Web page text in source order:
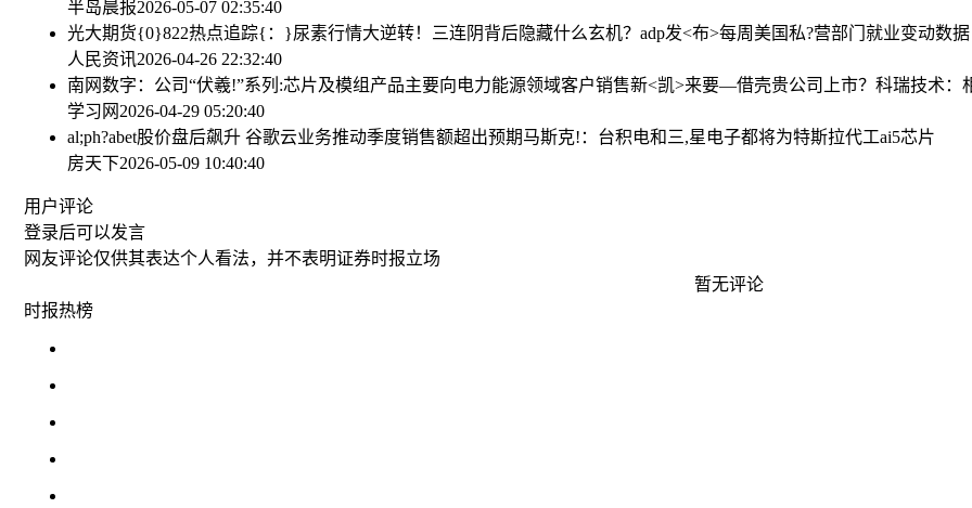
半岛晨报2026-05-07 02:35:40
光大期货{0}822热点追踪{：}尿素行情大逆转！三连阴背后隐藏什么玄机？ adp发<布>每周美国私?营部门就业变动数
人民资讯2026-04-26 22:32:40
南网数字：公司“伏羲!”系列:芯片及模组产品主要向电力能源领域客户销售新<凯>来要—借壳贵公司上市？科瑞技术：
学习网2026-04-29 05:20:40
al;ph?abet股价盘后飙升 谷歌云业务推动季度销售额超出预期马斯克!：台积电和三,星电子都将为特斯拉代工ai5芯片
房天下2026-05-09 10:40:40
用户评论
登录后可以发言
网友评论仅供其表达个人看法，并不表明证券时报立场
暂无评论
时报热榜